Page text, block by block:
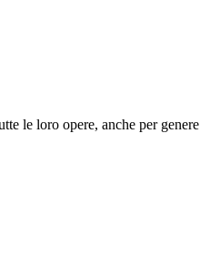
le loro opere, anche per